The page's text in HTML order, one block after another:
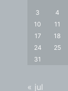
3
4
10
11
17
18
24
25
31
« jul